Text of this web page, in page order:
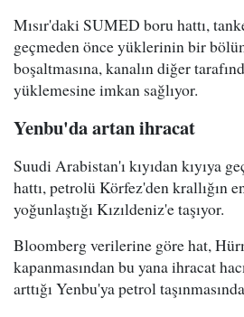
Mısır'daki SUMED boru hattı,
geçmeden önce yüklerinin bir
boşaltmasına, kanalın diğer
yüklemesine imkan sağlıyor.
Yenbu'da artan ihracat
Suudi Arabistan'ı kıyıdan kıyıya
hattı, petrolü Körfez'den krallığın
yoğunlaştığı Kızıldeniz'e taşıyor.
Bloomberg verilerine göre hat,
kapanmasından bu yana ihracat
arttığı Yenbu'ya petrol